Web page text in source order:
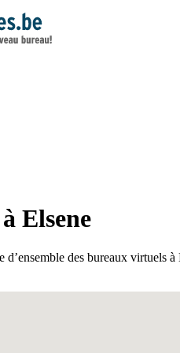
Elsene
d’ensemble des bureaux virtuels